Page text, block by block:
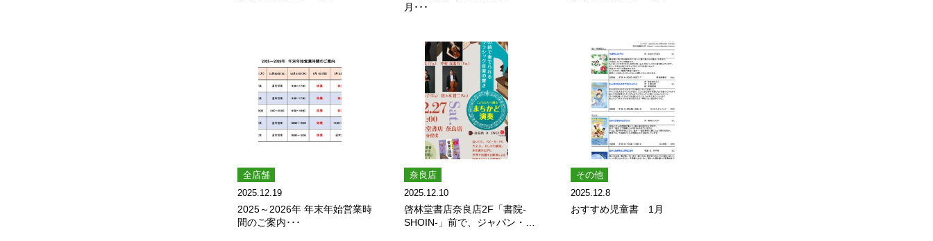
月･･･
全店舗
2025.12.19
2025～2026年 年末年始営業時
間のご案内･･･
奈良店
2025.12.10
啓林堂書店奈良店2F「書院-
SHOIN-」前で、ジャパン・ナ
その他
2025.12.8
おすすめ児童書 1月